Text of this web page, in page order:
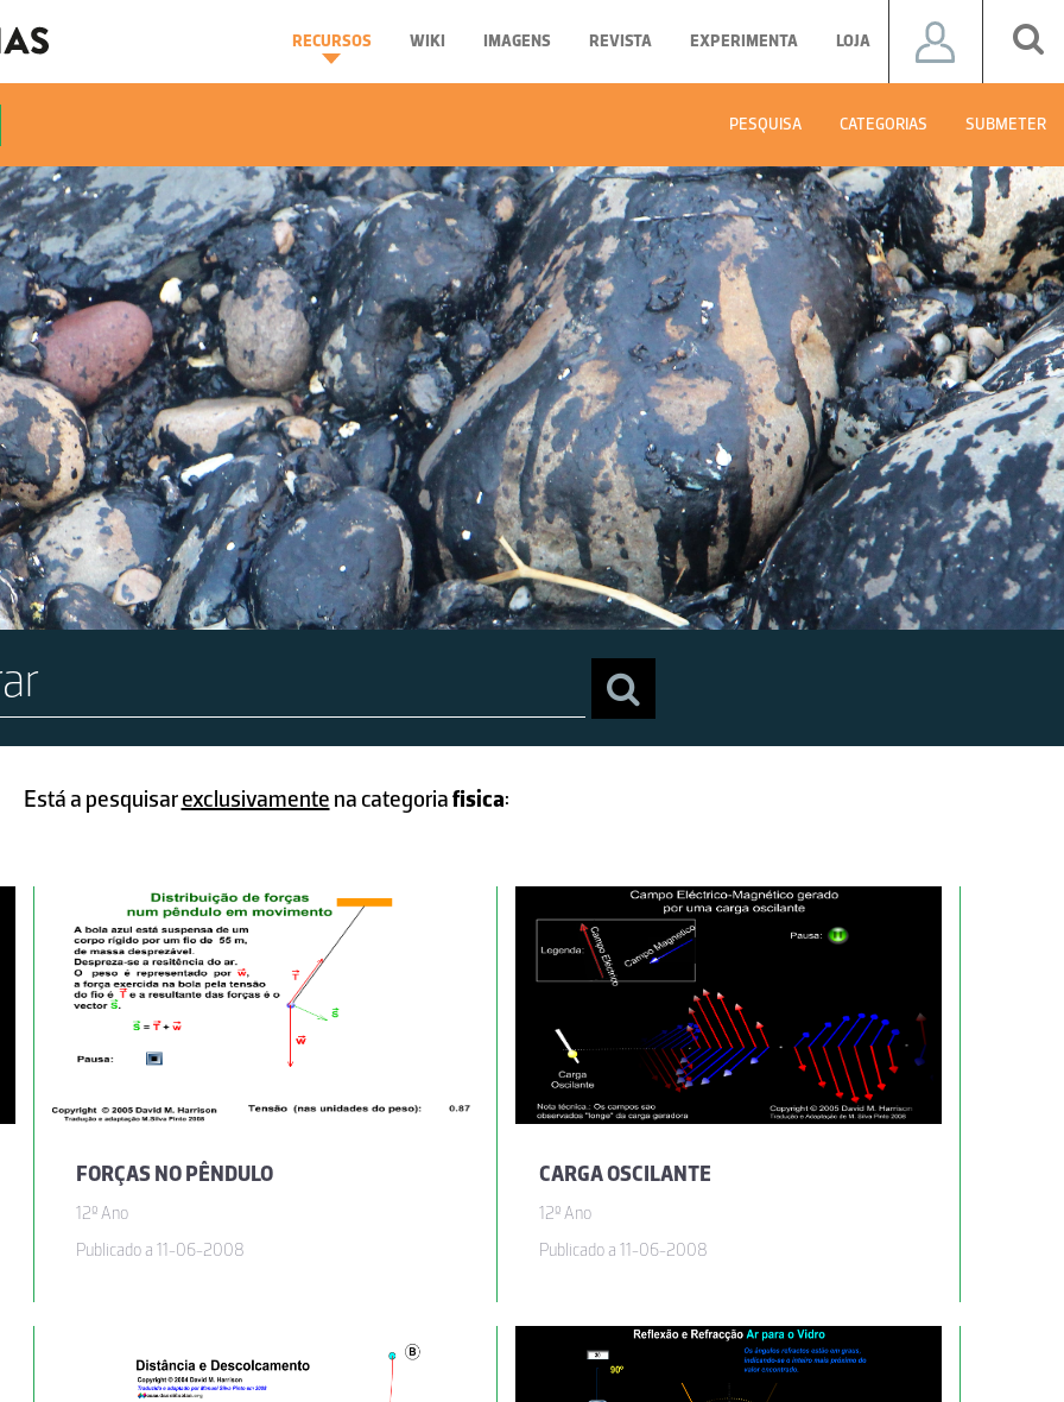
RECURSOS WIKI IMAGENS REVISTA EXPERIMENTA LOJA
PESQUISA CATEGORIAS SUBMETER
Está a pesquisarexclusivamente na categoriafisica:
FORÇAS NO PÊNDULO
12º Ano
Publicado a 11-06-2008
CARGA OSCILANTE
12º Ano
Publicado a 11-06-2008